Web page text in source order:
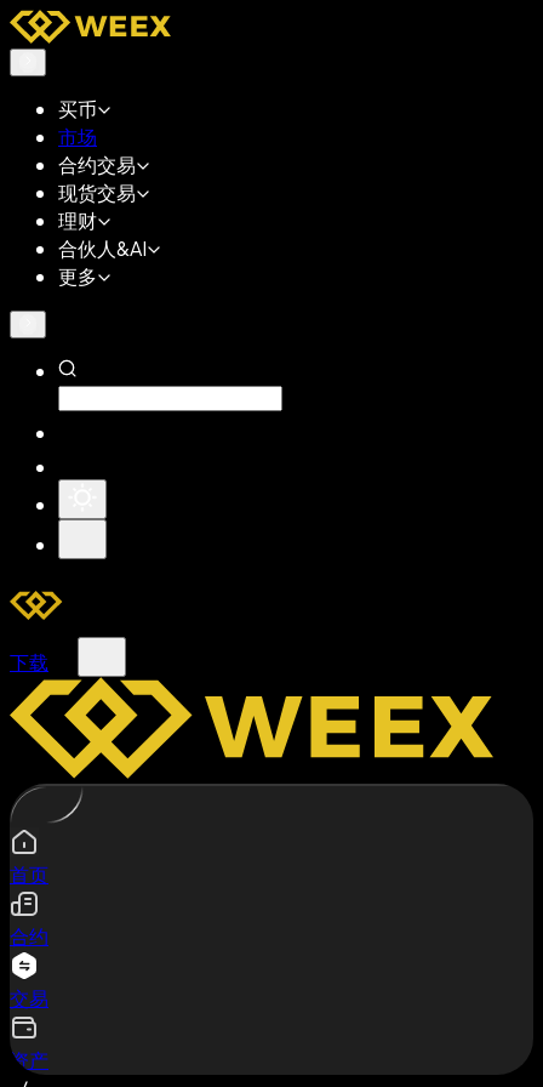
买币
市场
合约交易
现货交易
理财
合伙人&AI
更多
下载
首页
合约
交易
资产